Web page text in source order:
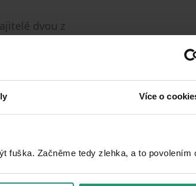
Více o
fuška. Začněme tedy zlehka, a to povolením
dvou z
lesem
lesa.
je nutné